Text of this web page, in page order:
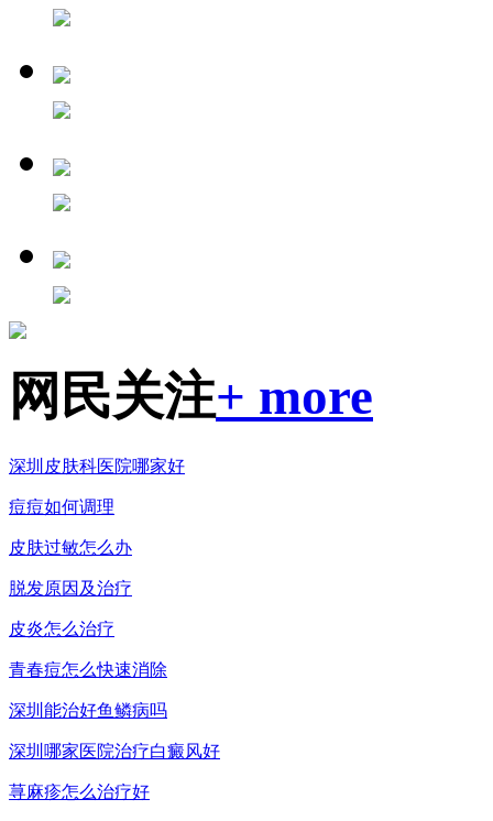
网民关注+ more
深圳皮肤科医院哪家好
痘痘如何调理
皮肤过敏怎么办
脱发原因及治疗
皮炎怎么治疗
青春痘怎么快速消除
深圳能治好鱼鳞病吗
深圳哪家医院治疗白癜风好
荨麻疹怎么治疗好